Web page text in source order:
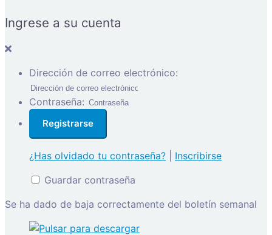
Ingrese a su cuenta
Dirección de correo electrónico:
Contraseña:
¿Has olvidado tu contraseña?
Inscribirse
Guardar contraseña
Se ha dado de baja correctamente del boletín semanal